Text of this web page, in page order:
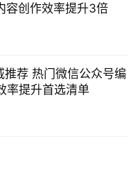
容创作效率提升3倍
荐 热门微信公众号编
率提升首选清单